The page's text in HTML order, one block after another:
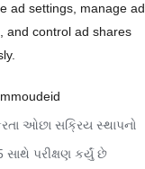
ad settings, manage ad
and control ad shares
ઓછા સક્રિય સ્થાપનો
સાથે પરીક્ષણ કર્યું છે